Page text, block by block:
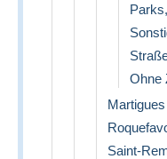
Ohne
Martigues
Saint-